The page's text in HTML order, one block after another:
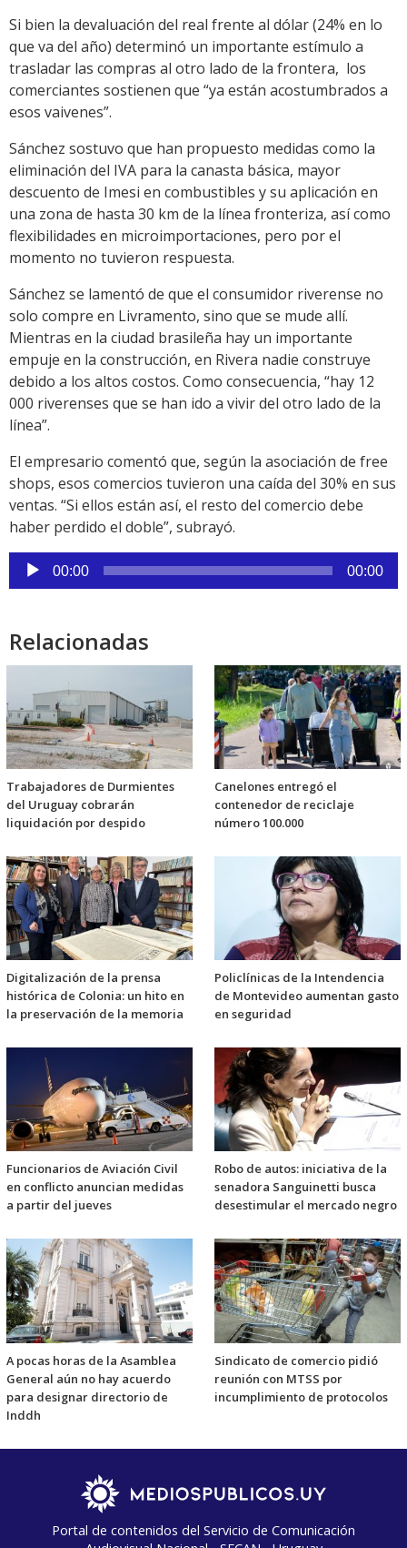
Si bien la devaluación del real frente al dólar (24% en lo
que va del año) determinó un importante estímulo a
trasladar las compras al otro lado de la frontera, los
comerciantes sostienen que “ya están acostumbrados a
esos vaivenes”.
Sánchez sostuvo que han propuesto medidas como la
eliminación del IVA para la canasta básica, mayor
descuento de Imesi en combustibles y su aplicación en
una zona de hasta 30 km de la línea fronteriza, así como
flexibilidades en microimportaciones, pero por el
momento no tuvieron respuesta.
Sánchez se lamentó de que el consumidor riverense no
solo compre en Livramento, sino que se mude allí.
Mientras en la ciudad brasileña hay un importante
empuje en la construcción, en Rivera nadie construye
debido a los altos costos. Como consecuencia, “hay 12
000 riverenses que se han ido a vivir del otro lado de la
línea”.
El empresario comentó que, según la asociación de free
shops, esos comercios tuvieron una caída del 30% en sus
ventas. “Si ellos están así, el resto del comercio debe
haber perdido el doble”, subrayó.
Reproductor
de
00:00 00:00
Relacionadas
Trabajadores de Durmientes
del Uruguay cobrarán
liquidación por despido
Canelones entregó el
contenedor de reciclaje
número 100.000
Digitalización de la prensa
histórica de Colonia: un hito en
la preservación de la memoria
Policlínicas de la Intendencia
de Montevideo aumentan gasto
en seguridad
Funcionarios de Aviación Civil
en conflicto anuncian medidas
a partir del jueves
Robo de autos: iniciativa de la
senadora Sanguinetti busca
desestimular el mercado negro
A pocas horas de la Asamblea
General aún no hay acuerdo
para designar directorio de
Inddh
Sindicato de comercio pidió
reunión con MTSS por
incumplimiento de protocolos
Portal de contenidos del Servicio de Comunicación